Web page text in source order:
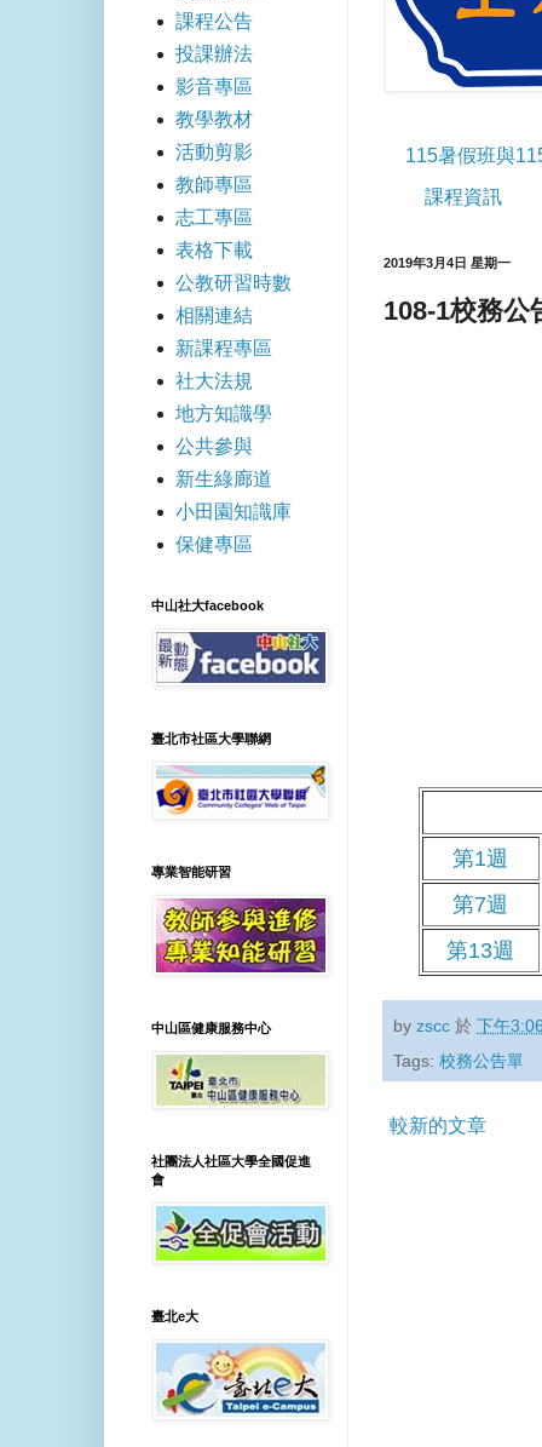
115暑假班與
課程資訊
2019年3月4日 星期一
108-1校務公
第1週
第7週
第13週
byzscc 於下午
Tags:校務公告單
較新的文章
課程公告
投課辦法
影音專區
教學教材
活動剪影
教師專區
志工專區
表格下載
公教研習時數
相關連結
新課程專區
社大法規
地方知識學
公共參與
新生綠廊道
小田園知識庫
保健專區
中山社大facebook
臺北市社區大學聯網
專業智能研習
中山區健康服務中心
社團法人社區大學全國促進
會
臺北e大